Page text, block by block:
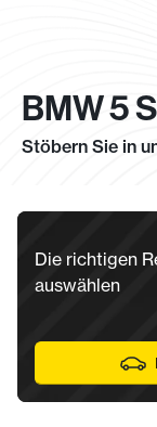
BMW 5
Stöbern Sie in
Die richtigen
auswählen